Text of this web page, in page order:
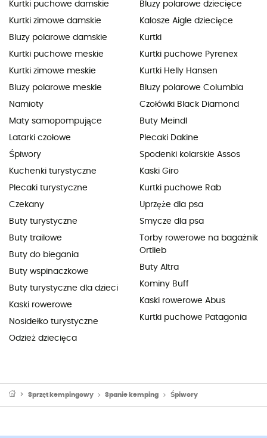
Kurtki puchowe damskie
Kurtki zimowe damskie
Bluzy polarowe damskie
Kurtki puchowe meskie
Kurtki zimowe meskie
Bluzy polarowe meskie
Namioty
Maty samopompujące
Latarki czołowe
Śpiwory
Kuchenki turystyczne
Plecaki turystyczne
Czekany
Buty turystyczne
Buty trailowe
Buty do biegania
Buty wspinaczkowe
Buty turystyczne dla dzieci
Kaski rowerowe
Nosidełko turystyczne
Odzież dziecięca
Bluzy polarowe dziecięce
Kalosze Aigle dziecięce
Kurtki
Kurtki puchowe Pyrenex
Kurtki Helly Hansen
Bluzy polarowe Columbia
Czołówki Black Diamond
Buty Meindl
Plecaki Dakine
Spodenki kolarskie Assos
Kaski Giro
Kurtki puchowe Rab
Uprzęże dla psa
Smycze dla psa
Torby rowerowe na bagażnik
Ortlieb
Buty Altra
Kominy Buff
Kaski rowerowe Abus
Kurtki puchowe Patagonia
Sprzęt kempingowy Spanie kemping Śpiwory